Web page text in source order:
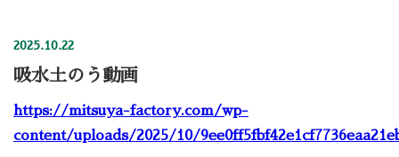
2025.10.22
吸水土のう動画
https://mitsuya-factory.com/wp-
content/uploads/2025/10/